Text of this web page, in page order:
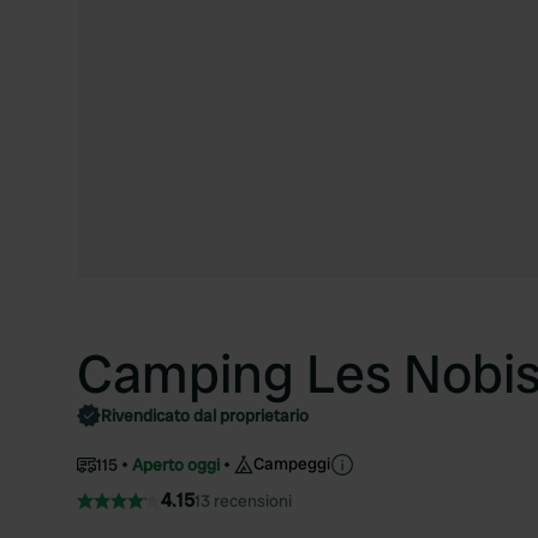
Camping Les
Rivendicato dal proprietario
115 Aperto oggi Campeggi
4.1513 recensioni